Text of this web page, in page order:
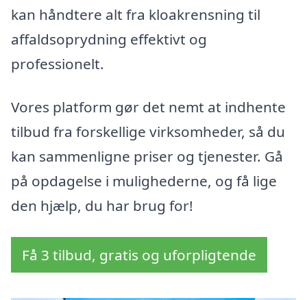
kan håndtere alt fra kloakrensning til
affaldsoprydning effektivt og
professionelt.
Vores platform gør det nemt at indhente
tilbud fra forskellige virksomheder, så du
kan sammenligne priser og tjenester. Gå
på opdagelse i mulighederne, og få lige
den hjælp, du har brug for!
Få 3 tilbud, gratis og uforpligtende